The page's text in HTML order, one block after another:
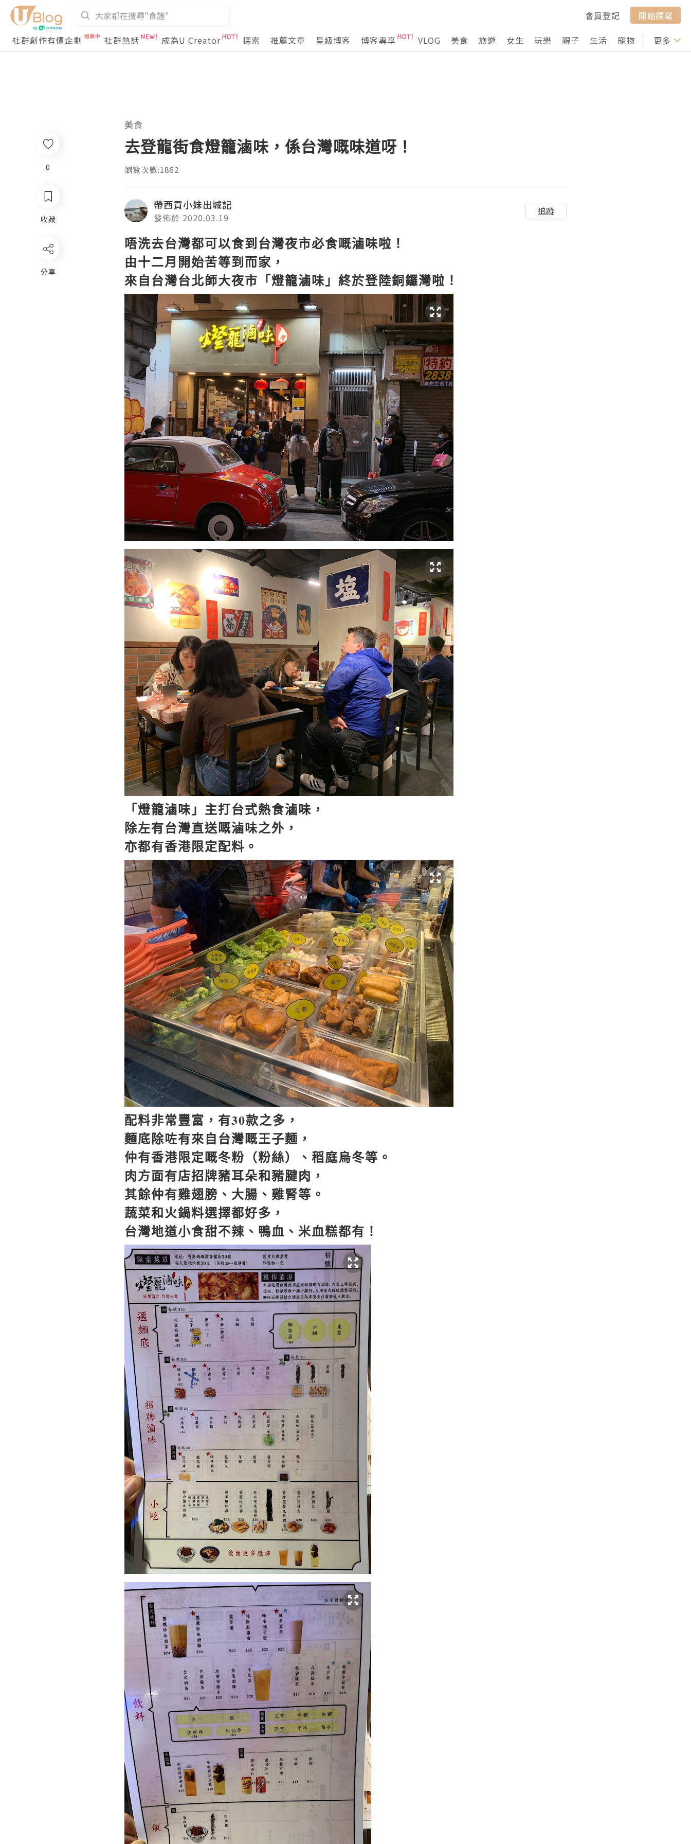
會員登記
開始撰寫
社群創作有價企劃
社群熱話 成為U Creator 探索 推薦文章 星級博客 博客專享 VLOG 美食 旅遊 女生 玩樂 親子 生活 寵物 行山 打卡
更多
0
收藏
分享
美食
去登龍街食燈籠滷味，係台灣嘅味道呀！
瀏覽次數:1862
帶西貢小妹出城記
發佈於 2020.03.19
追蹤
唔洗去台灣都可以食到台灣夜市必食嘅滷味啦！
由十二月開始苦等到而家，
來自台灣台北師大夜市「燈籠滷味」終於登陸銅鑼灣啦！
「燈籠滷味」主打台式熱食滷味，
除左有台灣直送嘅滷味之外，
亦都有香港限定配料。
配料非常豐富，有30款之多，
麵底除咗有來自台灣嘅王子麵，
仲有香港限定嘅冬粉（粉絲）、稻庭烏冬等。
肉方面有店招牌豬耳朵和豬腱肉，
其餘仲有雞翅膀、大腸、雞腎等。
蔬菜和火鍋料選擇都好多，
台灣地道小食甜不辣、鴨血、米血糕都有！